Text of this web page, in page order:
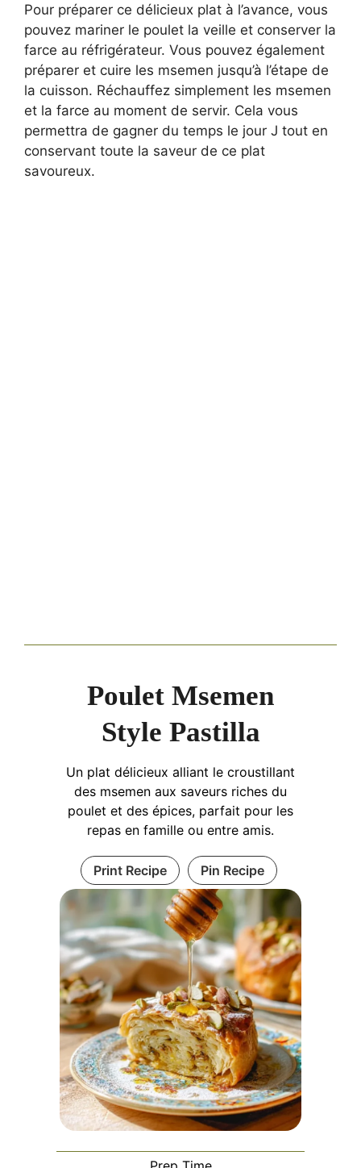
Pour préparer ce délicieux plat à l’avance, vous
pouvez mariner le poulet la veille et conserver la
farce au réfrigérateur. Vous pouvez également
préparer et cuire les msemen jusqu’à l’étape de
la cuisson. Réchauffez simplement les msemen
et la farce au moment de servir. Cela vous
permettra de gagner du temps le jour J tout en
conservant toute la saveur de ce plat
savoureux.
Poulet Msemen
Style Pastilla
Un plat délicieux alliant le croustillant
des msemen aux saveurs riches du
poulet et des épices, parfait pour les
repas en famille ou entre amis.
Print Recipe Pin Recipe